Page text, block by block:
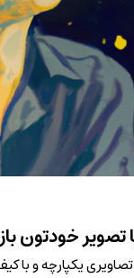
تصویر خودتون
یکپارچه و با